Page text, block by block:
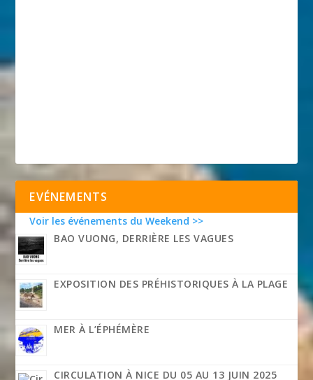
EVÉNEMENTS
Voir les événements du Weekend >>
BAO VUONG, DERRIÈRE LES VAGUES
EXPOSITION DES PRÉHISTORIQUES À LA PLAGE
MER À L’ÉPHÉMÈRE
CIRCULATION À NICE DU 05 AU 13 JUIN 2025